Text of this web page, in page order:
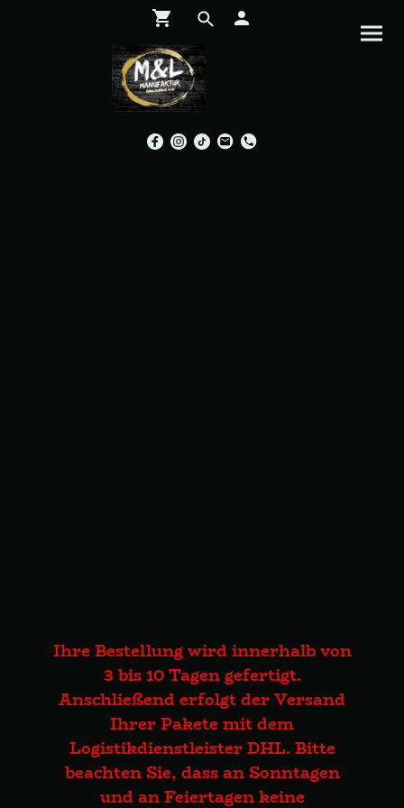
Ihre Bestellung wird innerhalb von
3 bis 10 Tagen gefertigt.
Anschließend erfolgt der Versand
Ihrer Pakete mit dem
Logistikdienstleister DHL. Bitte
beachten Sie, dass an Sonntagen
und an Feiertagen keine